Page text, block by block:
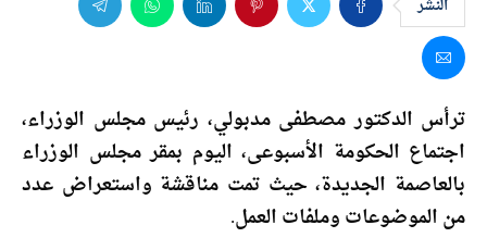
النشر
ترأس الدكتور مصطفى مدبولي، رئيس مجلس الوزراء،
اجتماع الحكومة الأسبوعى، اليوم بمقر مجلس الوزراء
بالعاصمة الجديدة، حيث تمت مناقشة واستعراض عدد
من الموضوعات وملفات العمل.